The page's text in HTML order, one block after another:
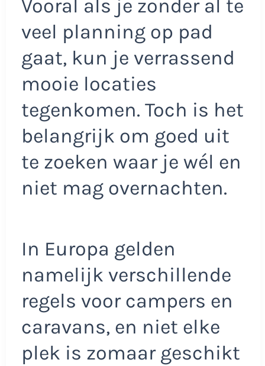
Vooral als je zonder al te
veel planning op pad
gaat, kun je verrassend
mooie locaties
tegenkomen. Toch is het
belangrijk om goed uit
te zoeken waar je wél en
niet mag overnachten.
In Europa gelden
namelijk verschillende
regels voor campers en
caravans, en niet elke
plek is zomaar geschikt